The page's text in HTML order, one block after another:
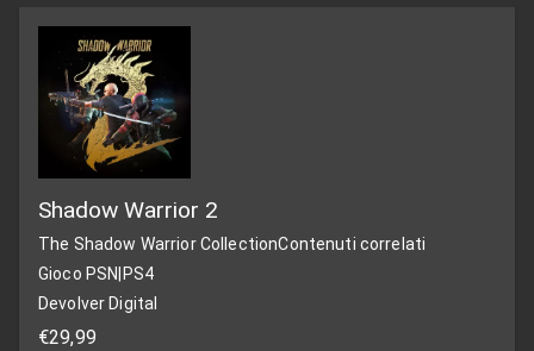
Shadow Warrior 2
The Shadow Warrior CollectionContenuti correlati
Gioco PSN PS4
Devolver Digital
€29,99